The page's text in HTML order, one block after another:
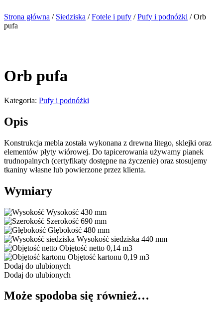
Strona główna / Siedziska /Fotele i pufy /Pufy i podnóżki / Orb
pufa
Orb pufa
Kategoria: Pufy i podnóżki
Opis
Konstrukcja mebla została wykonana z drewna litego, sklejki oraz
elementów płyty wiórowej. Do tapicerowania używamy pianek
trudnopalnych (certyfikaty dostępne na życzenie) oraz stosujemy
tkaniny własne lub powierzone przez klienta.
Wymiary
Wysokość 430 mm
Szerokość 690 mm
Głębokość 480 mm
Wysokość siedziska 440 mm
Objętość netto 0,14 m3
Objętość kartonu 0,19 m3
Dodaj do ulubionych
Dodaj do ulubionych
Może spodoba się również…